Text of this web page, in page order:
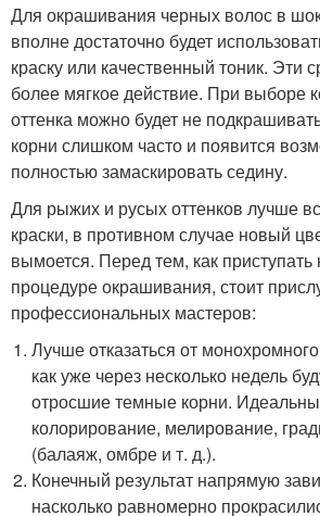
Для окрашивания черных волос в
вполне достаточно будет
краску или качественный тоник. Эти
более мягкое действие. При выборе
оттенка можно будет не
корни слишком часто и появится
полностью замаскировать седину.
Для рыжих и русых оттенков лучше
краски, в противном случае новый
вымоется. Перед тем, как приступать
процедуре окрашивания, стоит
профессиональных мастеров:
Лучше отказаться от
как уже через несколько недель
отросшие темные корни.
колорирование, мелирование,
(балаяж, омбре и т. д.).
Конечный результат напрямую
насколько равномерно